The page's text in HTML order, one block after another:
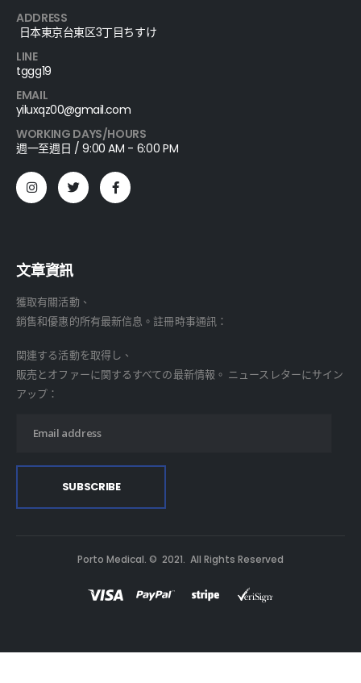
ADDRESS
日本東京台東区3丁目ちすけ
LINE
tggg19
EMAIL
yiluxqz00@gmail.com
WORKING DAYS/HOURS
週一至週日 / 9:00 AM - 6:00 PM
文章資訊
獲取有關活動、
銷售和優惠的所有最新信息。註冊時事通訊：
関連する活動を取得し、
販売とオファーに関するすべての最新情報。 ニュースレターにサイン
アップ：
Porto Medical. © 2021. All Rights Reserved